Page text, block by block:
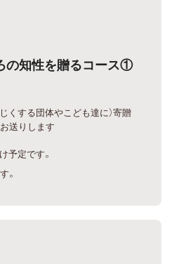
の知性を贈るコース①
くする団体やこども達に）寄贈
送りします
予定です。
。